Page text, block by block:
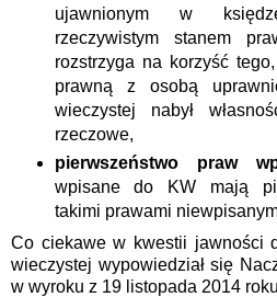
ujawnionym w
rzeczywistym stanem
rozstrzyga na korzyść
prawną z osobą
wieczystej nabył
rzeczowe,
pierwszeństwo praw
wpisane do KW mają
takimi prawami
Co ciekawe w kwestii jawności
wieczystej wypowiedział się
w wyroku z 19 listopada 2014 roku